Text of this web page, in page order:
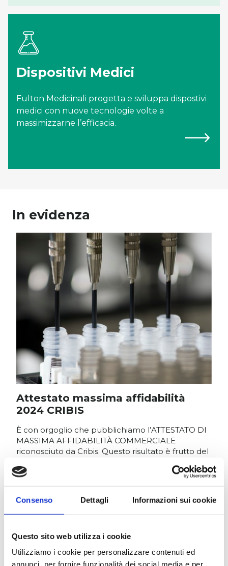
Consenso Dettagli Informazioni sui cookie
Questo sito web utilizza i cookie
Utilizziamo i cookie per personalizzare contenuti ed
annunci, per fornire funzionalità dei social media e per
Dispositivi Medici
Fulton Medicinali progetta e sviluppa dispostivi
medici con nuove tecnologie volte a
massimizzarne l’efficacia.
In evidenza
Attestato massima affidabilità
2024 CRIBIS
È con orgoglio che pubblichiamo l’ATTESTATO DI
MASSIMA AFFIDABILITÀ COMMERCIALE
riconosciuto da Cribis. Questo risultato è frutto del
sviluppo, il benessere e il progresso dell’Azienda.